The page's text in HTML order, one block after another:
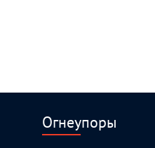
Огнеупоры